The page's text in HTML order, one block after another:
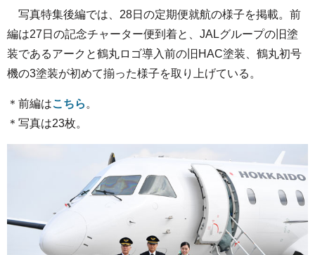
写真特集後編では、28日の定期便就航の様子を掲載。前
編は27日の記念チャーター便到着と、JALグループの旧塗
装であるアークと鶴丸ロゴ導入前の旧HAC塗装、鶴丸初号
機の3塗装が初めて揃った様子を取り上げている。
＊前編はこちら 。
＊写真は23枚。